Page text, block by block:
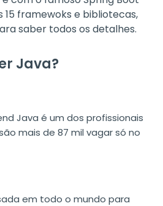
15 framewoks e bibliotecas,
saber todos os detalhes.
Java?
Java é um dos profissionais
mais de 87 mil vagar só no
em todo o mundo para